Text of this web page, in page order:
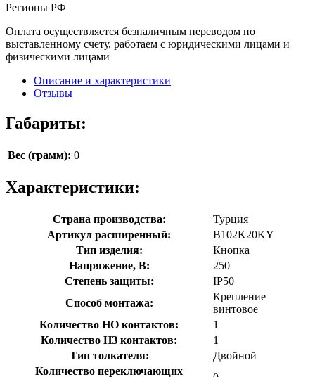
Регионы РФ
Оплата осуществляется безналичным переводом по
выставленному счету, работаем с юридическими лицами и
физическими лицами
Описание и характеристики
Отзывы
Габариты:
Вес (грамм): 0
Характеристики:
Страна производства:
Турция
Артикул расширенный:
B102K20KY
Тип изделия:
Кнопка
Напряжение, В:
250
Степень защиты:
IP50
Способ монтажа:
Крепление
винтовое
Количество НО контактов:
1
Количество НЗ контактов:
1
Тип толкателя:
Двойной
Количество переключающих